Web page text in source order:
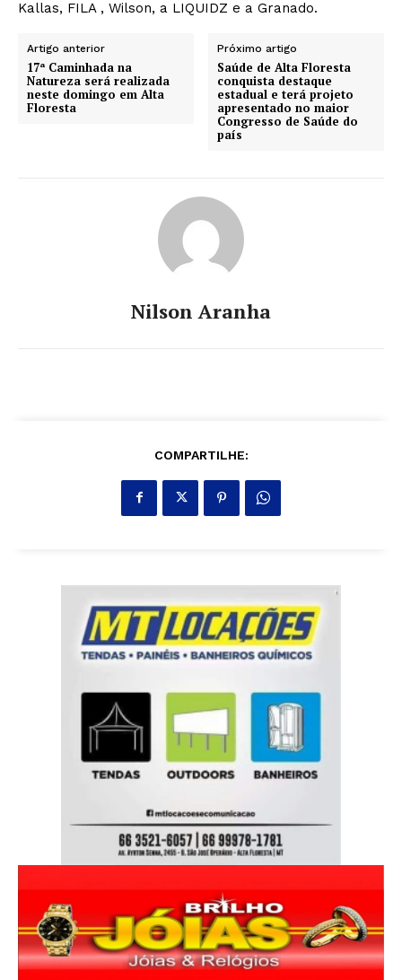
Kallas, FILA , Wilson, a LIQUIDZ e a Granado.
Artigo anterior
17ª Caminhada na
Natureza será realizada
neste domingo em Alta
Floresta
Próximo artigo
Saúde de Alta Floresta
conquista destaque
estadual e terá projeto
apresentado no maior
Congresso de Saúde do
país
Nilson Aranha
COMPARTILHE: